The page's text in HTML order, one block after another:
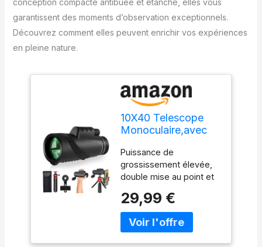
garantissent des moments d’observation exceptionnels.
Découvrez comment elles peuvent enrichir vos expériences
en pleine nature.
10X40 Telescope
Monoculaire,avec
Lentille, Jumelle
Monoculaire
Adultes,Grande
Oculaire Compact
Antibuée et Etanche
pour Chasse en
Plein air Concerts
Voyage Observation
Puissance de
grossissement élevée,
double mise au point et
large : ce télescope
monoculaire haute
puissance peut atteindre
29,99 €